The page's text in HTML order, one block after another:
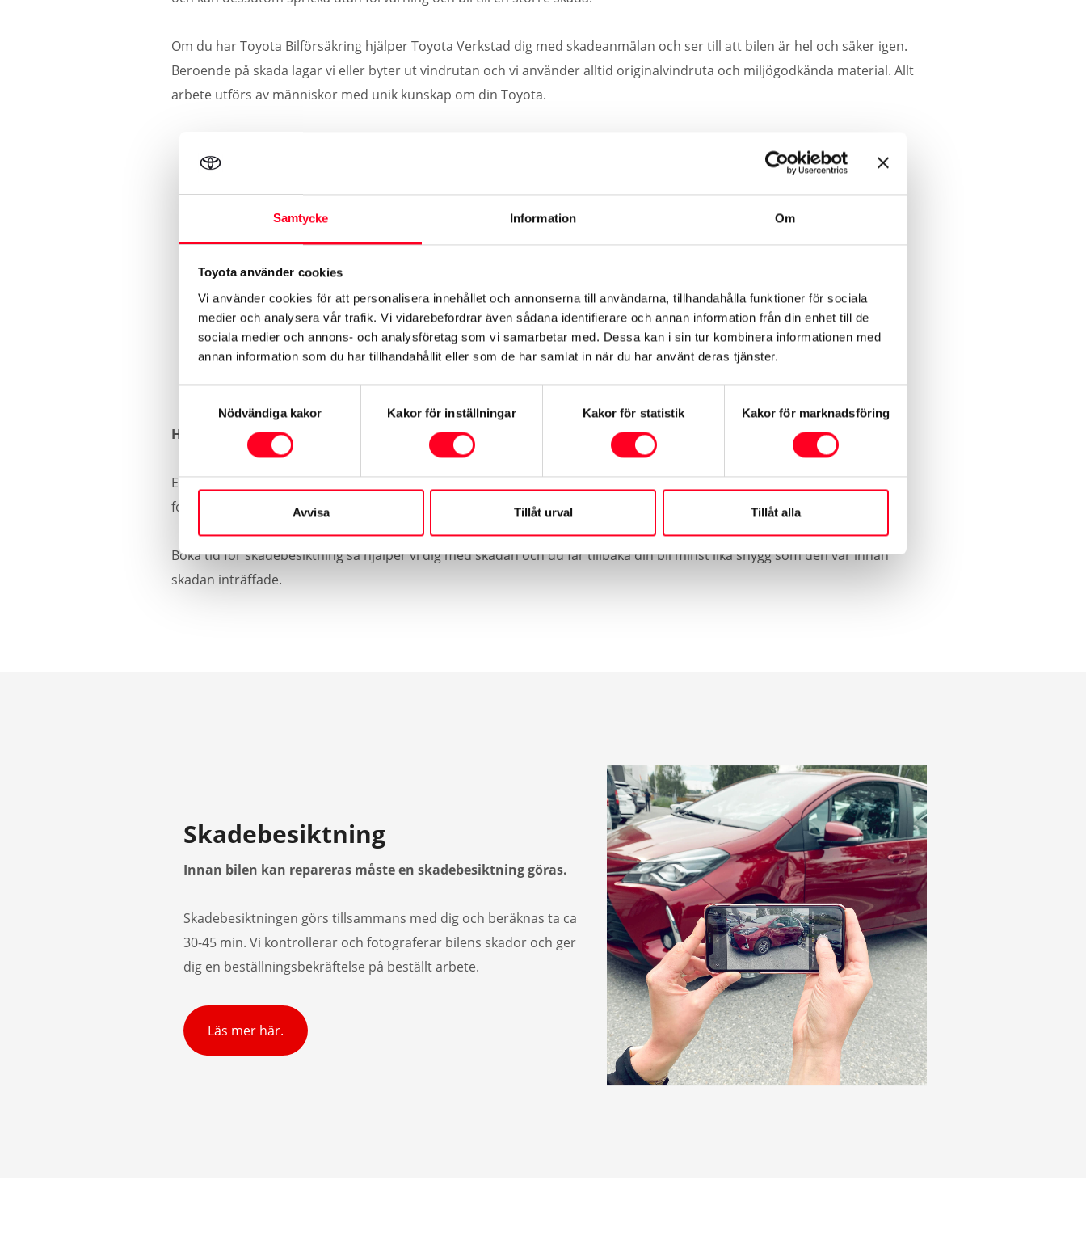
Samtycke Information Om
Toyota använder cookies
Vi använder cookies för att personalisera innehållet och annonserna till användarna, tillhandahålla funktioner för sociala
medier och analysera vår trafik. Vi vidarebefordrar även sådana identifierare och annan information från din enhet till de
sociala medier och annons- och analysföretag som vi samarbetar med. Dessa kan i sin tur kombinera informationen med
annan information som du har tillhandahållit eller som de har samlat in när du har använt deras tjänster.
Nödvändiga kakor
Kakor för inställningar Kakor för statistik Kakor för marknadsföring
Avvisa Tillåt urval Tillåt alla
Om du har Toyota Bilförsäkring hjälper Toyota Verkstad dig med skadeanmälan och ser till att bilen är hel och säker igen.
Beroende på skada lagar vi eller byter ut vindrutan och vi använder alltid originalvindruta och miljögodkända material. Allt
arbete utförs av människor med unik kunskap om din Toyota.
Laga stenskott eller byta vindruta?
Anläggning
Boka tid
här.
Har din Toyota fått en annan skada?
En del klarar sig livet igenom utan att få den minsta repa på sin bil. Men de flesta av oss råkar några gånger ut för någon
form av skada på bilen – om än bara en smärre parkeringsskada orsakad av någon annan.
Boka tid för skadebesiktning så hjälper vi dig med skadan och du får tillbaka din bil minst lika snygg som den var innan
skadan inträffade.
Skadebesiktning
Innan bilen kan repareras måste en skadebesiktning göras.
Skadebesiktningen görs tillsammans med dig och beräknas ta ca
30-45 min. Vi kontrollerar och fotograferar bilens skador och ger
dig en beställningsbekräftelse på beställt arbete.
Läs mer här.